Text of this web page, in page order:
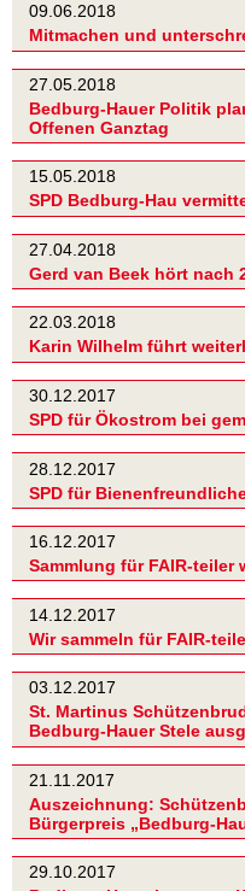
09.06.2018
Mitmachen und
27.05.2018
Bedburg-Hauer Politik
Offenen Ganztag
15.05.2018
SPD Bedburg-Hau
27.04.2018
Gerd van Beek hört nach
22.03.2018
Karin Wilhelm führt
30.12.2017
SPD für Ökostrom bei
28.12.2017
SPD für
16.12.2017
Sammlung für FAIR-teiler
14.12.2017
Wir sammeln für FAIR-
03.12.2017
St. Martinus
Bedburg-Hauer Stele
21.11.2017
Auszeichnung:
Bürgerpreis „Bedburg-
29.10.2017